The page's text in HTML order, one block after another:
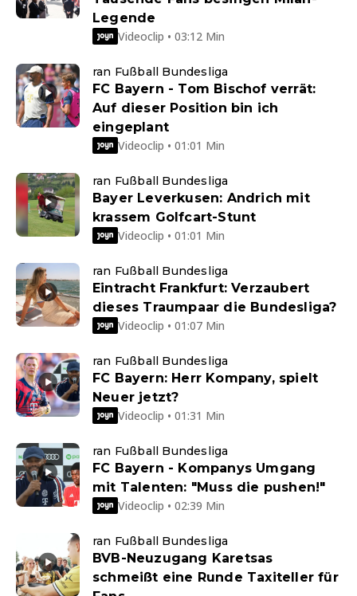
Legende
Videoclip • 03:12 Min
ran Fußball Bundesliga
FC Bayern - Tom Bischof verrät:
Auf dieser Position bin ich
eingeplant
Videoclip • 01:01 Min
ran Fußball Bundesliga
Bayer Leverkusen: Andrich mit
krassem Golfcart-Stunt
Videoclip • 01:01 Min
ran Fußball Bundesliga
Eintracht Frankfurt: Verzaubert
dieses Traumpaar die Bundesliga?
Videoclip • 01:07 Min
ran Fußball Bundesliga
FC Bayern: Herr Kompany, spielt
Neuer jetzt?
Videoclip • 01:31 Min
ran Fußball Bundesliga
FC Bayern - Kompanys Umgang
mit Talenten: "Muss die pushen!"
Videoclip • 02:39 Min
ran Fußball Bundesliga
BVB-Neuzugang Karetsas
schmeißt eine Runde Taxiteller für